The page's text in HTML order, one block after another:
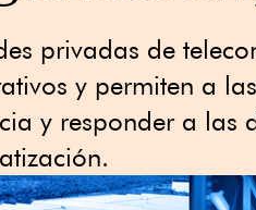
privadas de
y permiten a
y responder a las